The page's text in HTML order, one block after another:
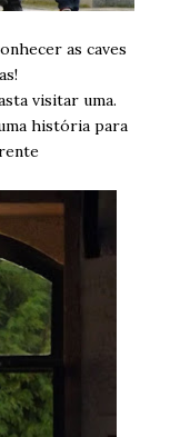
as caves
visitar uma.
história para